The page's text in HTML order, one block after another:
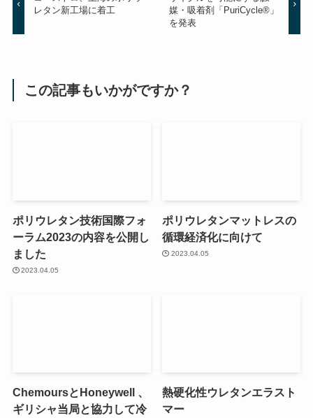
レタン新工場に着工
媒・吸着剤「PuriCycle®」
を発表
この記事もいかがですか？
ポリウレタン技術国際フォ
ーラム2023の内容を公開し
ました
2023.04.05
ポリウレタンマットレスの
循環経済化に向けて
2023.04.05
ChemoursとHoneywell 、
ギリシャ当局と協力して冷
熱硬化性ウレタンエラスト
マー